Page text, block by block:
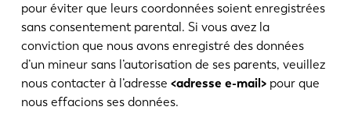
pour éviter que leurs coordonnées soient enregistrées
sans consentement parental. Si vous avez la
conviction que nous avons enregistré des données
d’un mineur sans l’autorisation de ses parents, veuillez
nous contacter à l’adresse <adresse e-mail>pour que
nous effacions ses données.